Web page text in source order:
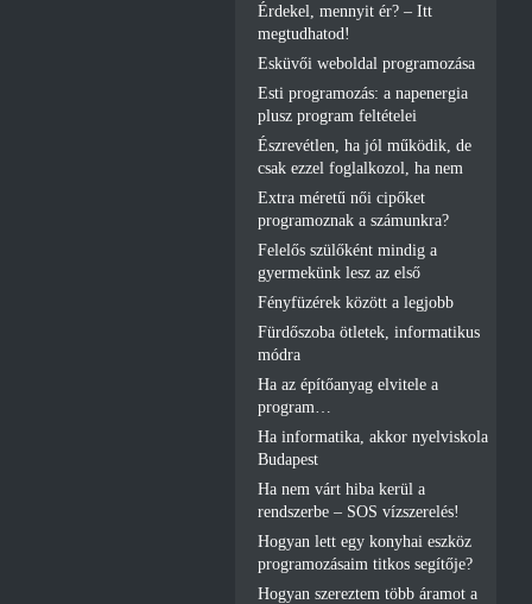
Érdekel, mennyit ér? – Itt
megtudhatod!
Esküvői weboldal programozása
Esti programozás: a napenergia
plusz program feltételei
Észrevétlen, ha jól működik, de
csak ezzel foglalkozol, ha nem
Extra méretű női cipőket
programoznak a számunkra?
Felelős szülőként mindig a
gyermekünk lesz az első
Fényfüzérek között a legjobb
Fürdőszoba ötletek, informatikus
módra
Ha az építőanyag elvitele a
program…
Ha informatika, akkor nyelviskola
Budapest
Ha nem várt hiba kerül a
rendszerbe – SOS vízszerelés!
Hogyan lett egy konyhai eszköz
programozásaim titkos segítője?
Hogyan szereztem több áramot a